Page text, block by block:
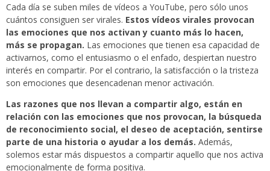
Cada día se suben miles de vídeos a YouTube, pero sólo unos
cuántos consiguen ser virales. Estos vídeos virales provocan
las emociones que nos activan y cuanto más lo hacen,
más se propagan. Las emociones que tienen esa capacidad de
activarnos, como el entusiasmo o el enfado, despiertan nuestro
interés en compartir. Por el contrario, la satisfacción o la tristeza
son emociones que desencadenan menor activación.
Las razones que nos llevan a compartir algo, están en
relación con las emociones que nos provocan, la búsqueda
de reconocimiento social, el deseo de aceptación, sentirse
parte de una historia o ayudar a los demás. Además,
solemos estar más dispuestos a compartir aquello que nos activa
emocionalmente de forma positiva.